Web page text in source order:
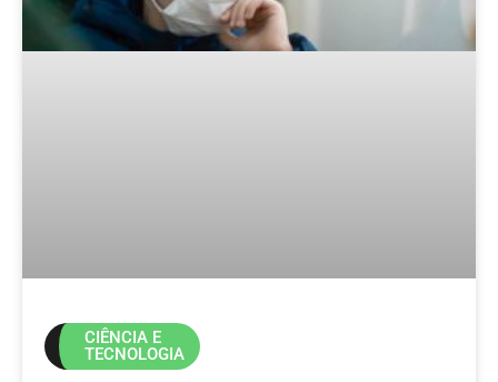
CIÊNCIA E
TECNOLOGIA